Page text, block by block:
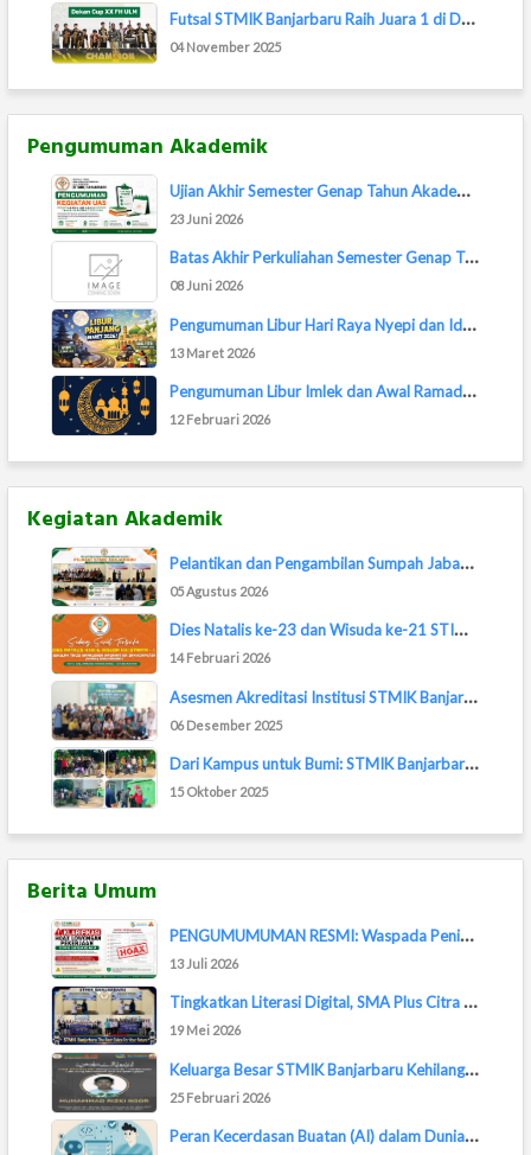
F
utsal STMIK Banjarbaru Raih Juara 1 di Dekan...
04 November 2025
Pengumuman Akademik
U
jian Akhir Semester Genap Tahun Akademik 202...
23 Juni 2026
B
atas Akhir Perkuliahan Semester Genap TA 202...
08 Juni 2026
P
engumuman Libur Hari Raya Nyepi dan Idul Fit...
13 Maret 2026
P
engumuman Libur Imlek dan Awal Ramadan 2026
12 Februari 2026
Kegiatan Akademik
P
elantikan dan Pengambilan Sumpah Jabatan Pej...
05 Agustus 2026
D
ies Natalis ke-23 dan Wisuda ke-21 STIMIK Ba...
14 Februari 2026
A
sesmen Akreditasi Institusi STMIK Banjarbaru...
06 Desember 2025
D
ari Kampus untuk Bumi: STMIK Banjarbaru Ikut...
15 Oktober 2025
Berita Umum
P
ENGUMUMUMAN RESMI: Waspada Penipuan Lowongan...
13 Juli 2026
T
ingkatkan Literasi Digital, SMA Plus Citra M...
19 Mei 2026
K
eluarga Besar STMIK Banjarbaru Kehilangan Sa...
25 Februari 2026
P
eran Kecerdasan Buatan (AI) dalam Dunia Pemr...